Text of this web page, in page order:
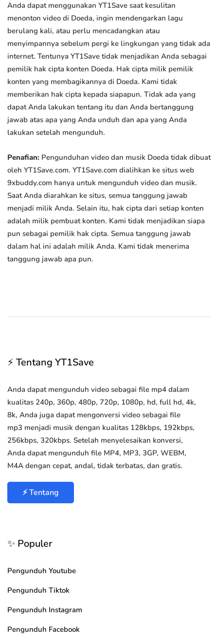
Anda dapat menggunakan YT1Save saat kesulitan
menonton video di Doeda, ingin mendengarkan lagu
berulang kali, atau perlu mencadangkan atau
menyimpannya sebelum pergi ke lingkungan yang tidak ada
internet. Tentunya YT1Save tidak menjadikan Anda sebagai
pemilik hak cipta konten Doeda. Hak cipta milik pemilik
konten yang membagikannya di Doeda. Kami tidak
memberikan hak cipta kepada siapapun. Tidak ada yang
dapat Anda lakukan tentang itu dan Anda bertanggung
jawab atas apa yang Anda unduh dan apa yang Anda
lakukan setelah mengunduh.
Penafian: Pengunduhan video dan musik Doeda tidak dibuat
oleh YT1Save.com. YT1Save.com dialihkan ke situs web
9xbuddy.com hanya untuk mengunduh video dan musik.
Saat Anda diarahkan ke situs, semua tanggung jawab
menjadi milik Anda. Selain itu, hak cipta dari setiap konten
adalah milik pembuat konten. Kami tidak menjadikan siapa
pun sebagai pemilik hak cipta. Semua tanggung jawab
dalam hal ini adalah milik Anda. Kami tidak menerima
tanggung jawab apa pun.
⚡ Tentang YT1Save
Anda dapat mengunduh video sebagai file mp4 dalam
kualitas 240p, 360p, 480p, 720p, 1080p, hd, full hd, 4k,
8k, Anda juga dapat mengonversi video sebagai file
mp3 menjadi musik dengan kualitas 128kbps, 192kbps,
256kbps, 320kbps. Setelah menyelesaikan konversi,
Anda dapat mengunduh file MP4, MP3, 3GP, WEBM,
M4A dengan cepat, andal, tidak terbatas, dan gratis.
⚡ Tentang
✨ Populer
Pengunduh Youtube
Pengunduh Tiktok
Pengunduh Instagram
Pengunduh Facebook